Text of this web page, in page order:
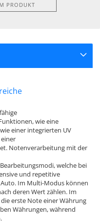
PRODUKT
wie eine
einer integrierten UV
Notenverarbeitung mit der
welche bei
und repetitive
Im Multi-Modus können
deren Wert zählen. Im
erste Note einer Währung
Währungen, während